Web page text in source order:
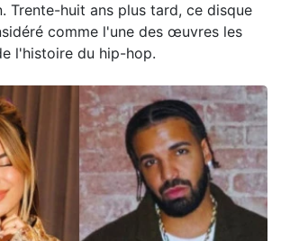
Trente-huit ans plus tard, ce disque
comme l'une des œuvres les
l'histoire du hip-hop.